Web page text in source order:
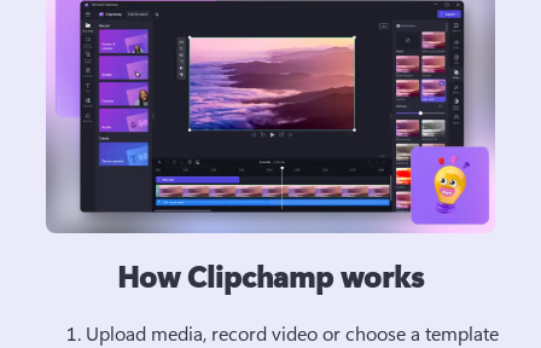
How Clipchamp works
Upload media, record video or choose a template